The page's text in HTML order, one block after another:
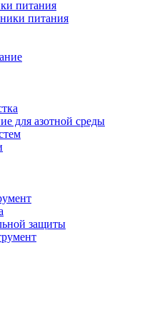
питания
питания
для азотной среды
защиты